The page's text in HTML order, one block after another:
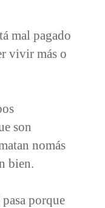
mal pagado
vivir más o
son
nomás
bien.
porque